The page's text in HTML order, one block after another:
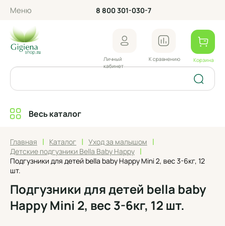
Меню 8 800 301-030-7
Личный
кабинет
К сравнению Корзина
Весь каталог
Главная | Каталог | Уход за малышом |
Детские подгузники Bella Baby Happy |
Подгузники для детей bella baby Happy Mini 2, вес 3-6кг, 12
шт.
Подгузники для детей bella baby
Happy Mini 2, вес 3-6кг, 12 шт.